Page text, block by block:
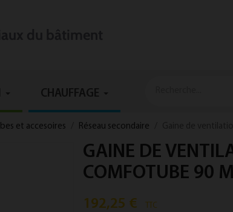
CHAUFFAGE
et accesoires Réseau secondaire
GAINE DE
COMFOTUBE 90
192,25 € TTC